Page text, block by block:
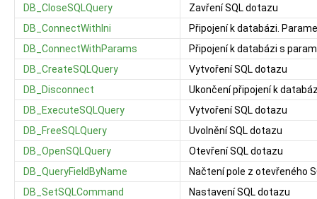
DB_CloseSQLQuery
Zavření SQL dotazu
DB_ConnectWithIni
Připojení k databázi.
DB_ConnectWithParams
Připojení k databázi s
DB_CreateSQLQuery
Vytvoření SQL dotazu
DB_Disconnect
Ukončení připojení k
DB_ExecuteSQLQuery
Vytvoření SQL dotazu
DB_FreeSQLQuery
Uvolnění SQL dotazu
DB_OpenSQLQuery
Otevření SQL dotazu
DB_QueryFieldByName
Načtení pole z otevřeného
DB_SetSQLCommand
Nastavení SQL dotazu